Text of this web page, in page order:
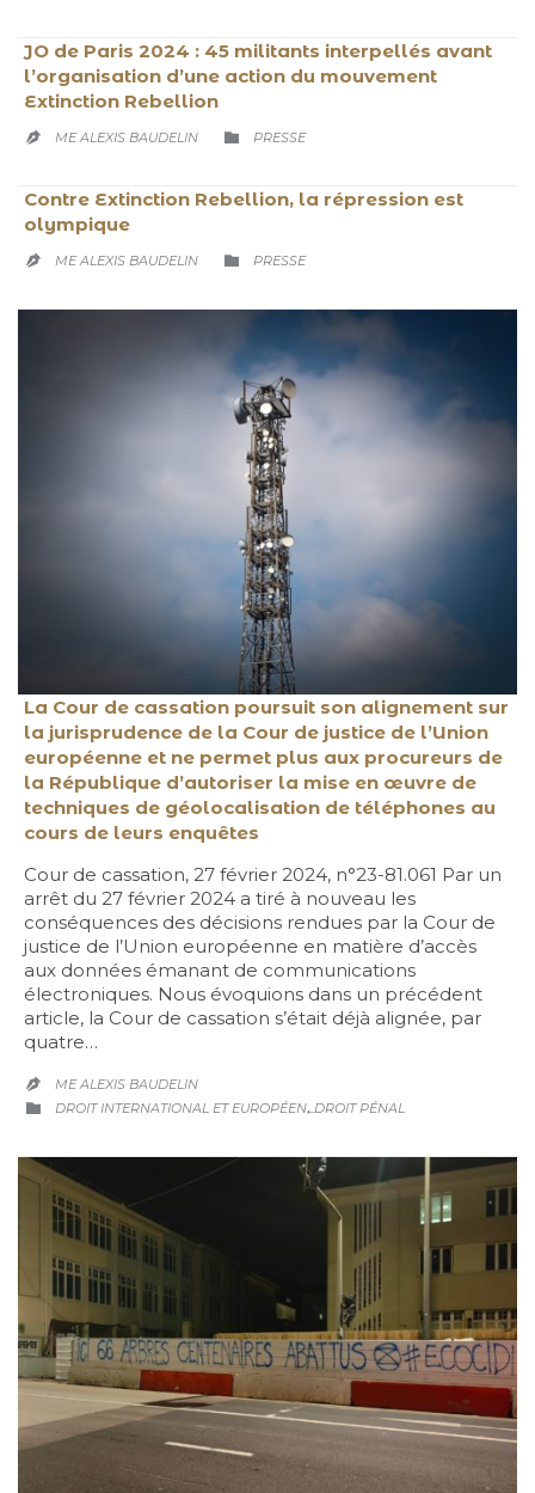
JO de Paris 2024 : 45 militants interpellés avant
l’organisation d’une action du mouvement
Extinction Rebellion
 ME ALEXIS BAUDELIN  CATEGORY
PRESSE
Contre Extinction Rebellion, la répression est
olympique
 ME ALEXIS BAUDELIN  CATEGORY
PRESSE
La Cour de cassation poursuit son alignement sur
la jurisprudence de la Cour de justice de l’Union
européenne et ne permet plus aux procureurs de
la République d’autoriser la mise en œuvre de
techniques de géolocalisation de téléphones au
cours de leurs enquêtes
Cour de cassation, 27 février 2024, n°23-81.061 Par un
arrêt du 27 février 2024 a tiré à nouveau les
conséquences des décisions rendues par la Cour de
justice de l’Union européenne en matière d’accès
aux données émanant de communications
électroniques. Nous évoquions dans un précédent
article, la Cour de cassation s’était déjà alignée, par
quatre…
 ME ALEXIS BAUDELIN
 CATEGORY
DROIT INTERNATIONAL ET EUROPÉEN, DROIT PÉNAL